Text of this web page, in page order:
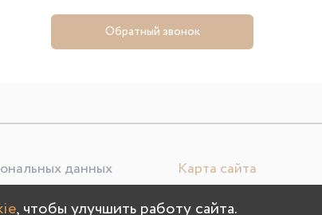
Обратный звонок
данных Карта сайта
, чтобы улучшить работу сайта.